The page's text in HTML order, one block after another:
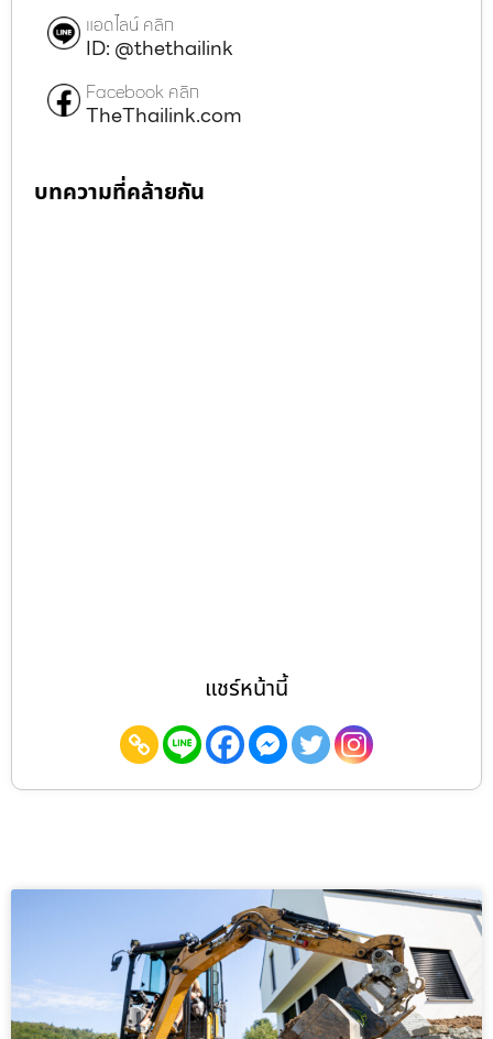
แอดไลน์ คลิก
ID: @thethailink
Facebook คลิก
TheThailink.com
บทความที่คล้ายกัน
แชร์หน้านี้